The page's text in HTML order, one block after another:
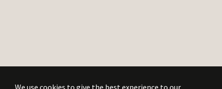
We use cookies to give the best experience to our